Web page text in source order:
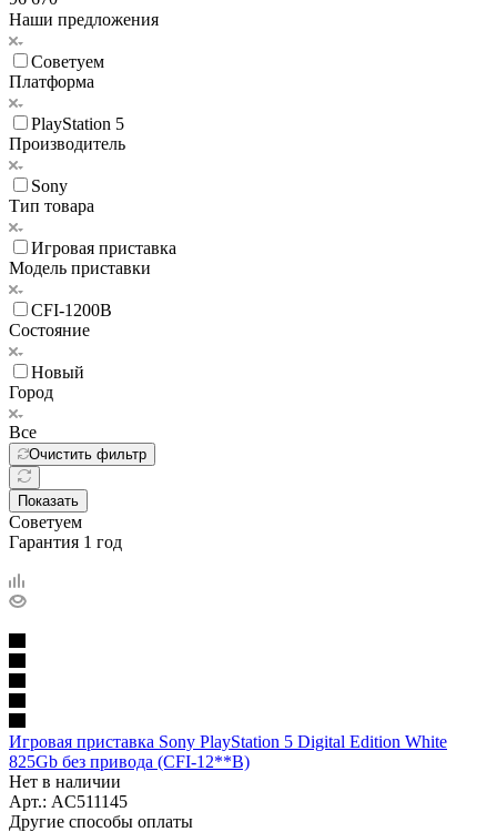
Наши предложения
Советуем
Платформа
PlayStation 5
Производитель
Sony
Тип товара
Игровая приставка
Модель приставки
CFI-1200B
Состояние
Новый
Город
Все
Очистить фильтр
Показать
Советуем
Гарантия 1 год
Игровая приставка Sony PlayStation 5 Digital Edition White
825Gb без привода (CFI-12**B)
Нет в наличии
Арт.: AC511145
Другие способы оплаты